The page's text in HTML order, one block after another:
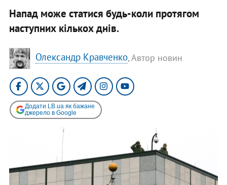
Напад може статися будь-коли протягом
наступних кількох днів.
Олександр Кравченко, Автор новин
Додати LB.ua як бажане
джерело в Google